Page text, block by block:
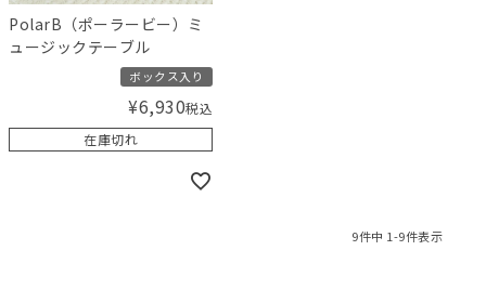
PolarB（ポーラービー）ミ
ュージックテーブル
ボックス入り
¥6,930税込
在庫切れ
9件中 1-9件表示